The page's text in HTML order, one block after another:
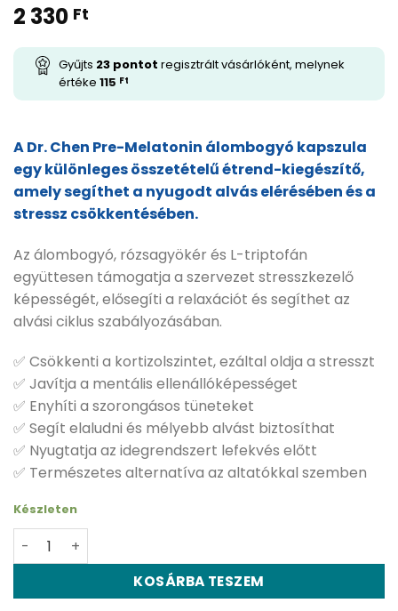
2 330 Ft
Gyűjts 23 pontot regisztrált vásárlóként, melynek
értéke 115 Ft
A Dr. Chen Pre-Melatonin álombogyó kapszula
egy különleges összetételű étrend-kiegészítő,
amely segíthet a nyugodt alvás elérésében és a
stressz csökkentésében.
Az álombogyó, rózsagyökér és L-triptofán
együttesen támogatja a szervezet stresszkezelő
képességét, elősegíti a relaxációt és segíthet az
alvási ciklus szabályozásában.
✅ Csökkenti a kortizolszintet, ezáltal oldja a stresszt
✅ Javítja a mentális ellenállóképességet
✅ Enyhíti a szorongásos tüneteket
✅ Segít elaludni és mélyebb alvást biztosíthat
✅ Nyugtatja az idegrendszert lefekvés előtt
✅ Természetes alternatíva az altatókkal szemben
Készleten
Dr. Chen Pre-melatonin álombogyó kapszula - 30 db
KOSÁRBA TESZEM